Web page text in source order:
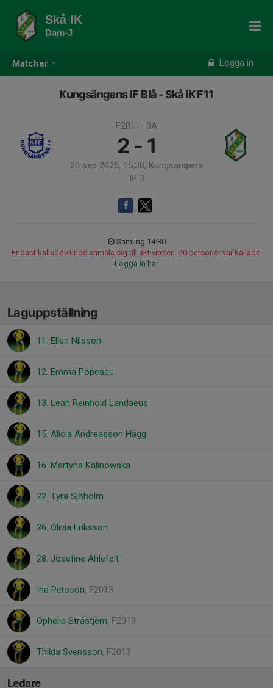
Matcher Logga in
Skå IK
Dam-J
Kungsängens IF Blå - Skå IK F11
F2011- 3A
2 - 1
20 sep 2025, 15:30, Kungsängens
IP 3
Samling 14:30
Endast kallade kunde anmäla sig till aktiviteten. 20 personer var kallade.
Logga in här
Laguppställning
11. Ellen Nilsson
12. Emma Popescu
13. Leah Reinhold Landaeus
15. Alicia Andreasson Hägg
16. Martyna Kalinowska
22. Tyra Sjöholm
26. Olivia Eriksson
28. Josefine Ahlefelt
Ina Persson, F2013
Ophelia Stråstjern, F2013
Thilda Svensson, F2013
Ledare